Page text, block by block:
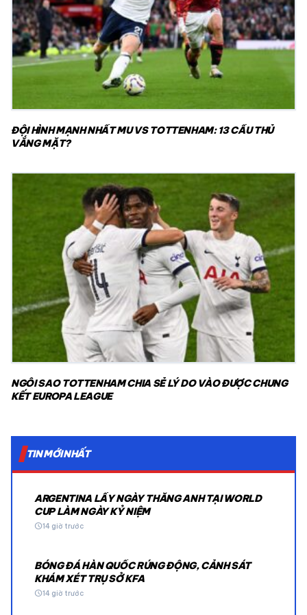
ĐỘI HÌNH MẠNH NHẤT MU VS TOTTENHAM: 13 CẦU THỦ
VẮNG MẶT?
NGÔI SAO TOTTENHAM CHIA SẺ LÝ DO VÀO ĐƯỢC CHUNG
KẾT EUROPA LEAGUE
TIN MỚI NHẤT
ARGENTINA LẤY NGÀY THẮNG ANH TẠI WORLD
CUP LÀM NGÀY KỶ NIỆM
schedule14 giờ trước
BÓNG ĐÁ HÀN QUỐC RÚNG ĐỘNG, CẢNH SÁT
KHÁM XÉT TRỤ SỞ KFA
schedule14 giờ trước